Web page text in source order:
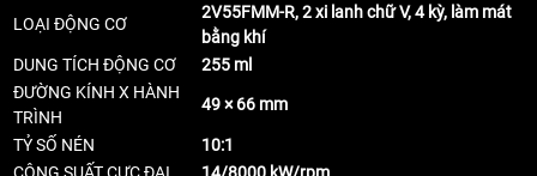
LOẠI ĐỘNG CƠ
2V55FMM-R, 2 xi lanh chữ V, 4 kỳ, làm mát
bằng khí
DUNG TÍCH ĐỘNG CƠ
255 ml
ĐƯỜNG KÍNH X HÀNH
TRÌNH
49 × 66 mm
TỶ SỐ NÉN
10:1